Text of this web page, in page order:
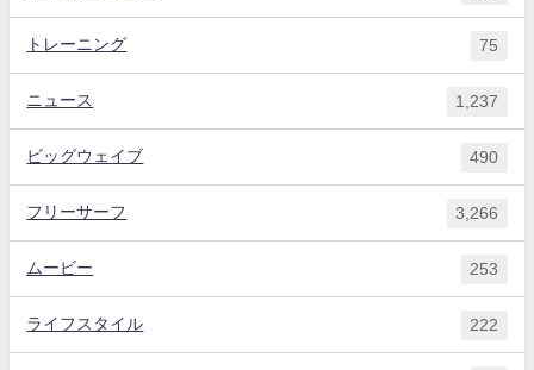
トレーニング 75
ニュース 1,237
ビッグウェイブ 490
フリーサーフ 3,266
ムービー 253
ライフスタイル 222